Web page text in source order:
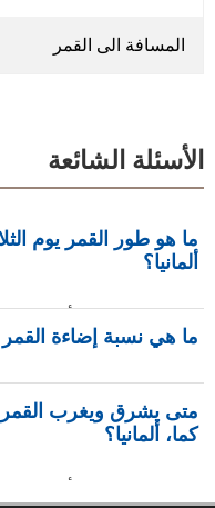
المسافة الى القمر
الأسئلة الشائعة
ألمانيا؟
ما هي نسبة إضاءة القمر يوم
لـ phasesmoon.com.
كما، ألمانيا؟